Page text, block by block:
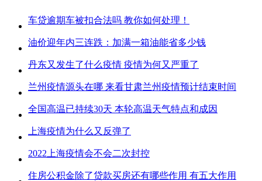
车贷逾期车被扣合法吗 教你如何处理！
油价迎年内三连跌：加满一箱油能省多少钱
丹东又发生了什么疫情 疫情为何又严重了
兰州疫情源头在哪 来看甘肃兰州疫情预计结束时间
全国高温已持续30天 本轮高温天气特点和成因
上海疫情为什么又反弹了
2022上海疫情会不会二次封控
住房公积金除了贷款买房还有哪些作用 有五大作用